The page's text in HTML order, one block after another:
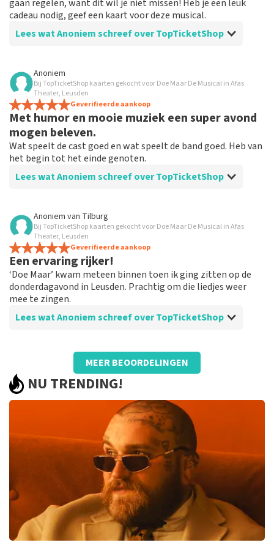
gaan regelen, want dit wil je niet missen! Heb je een leuk
cadeau nodig, geef een kaart voor deze musical.
Lees wat Anoniem schreef over TopTicketShop
Beoordeling van Anoniem over
Prima!
Duidelijk communicatie, zou weer via TopTicketshop
bestellen
Anoniem
Bij TopTicketShop kaarten gekocht voor Doe Maar De Musical in Afas
Theater, Leusden
Geverifieerde aankoop
Met humor en mooie muziek een super avond
mogen beleven.
Wat speelt de cast goed en wat speelt de band goed. Heb van
het begin tot het einde genoten.
Lees wat Anoniem schreef over TopTicketShop
Beoordeling van Anoniem over
Na teleurstelling omdat het niet
doorging, goed geholpen om weer te
kunnen boeken.!
Prima!
Anoniem van Tilburg
Bij TopTicketShop kaarten gekocht voor Doe Maar De Musical in Afas
Theater, Leusden
Geverifieerde aankoop
Een ervaring rijker!
‘Doe Maar’ kwam meteen binnen toen ik ging zitten op de
donderdagavond in Leusden. Prachtig om die liedjes weer
mee te zingen.
Lees wat Anoniem schreef over TopTicketShop
Beoordeling van Anoniem overTopTicketShop
Een ander ticket dan besteld!
Vreemd dat de prijs van de tickets behoorlijk hoog
waren en de uiteindelijke tickets een veel lagere
ticketprijs vertoonden, dan wij hebben betaald.
MEER BEOORDELINGEN
NU TRENDING!